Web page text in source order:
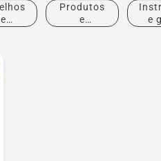
Produtos
e
e